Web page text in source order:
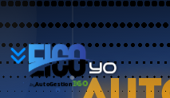
YO
BU
AutoGestion 360